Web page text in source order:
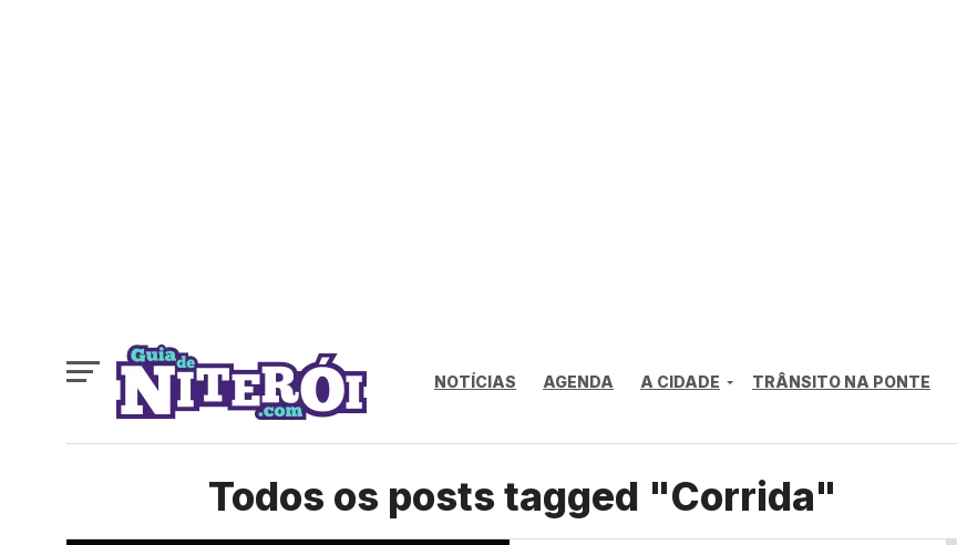
NOTÍCIAS AGENDA A CIDADE TRÂNSITO NA PONTE
Todos os posts tagged "Corrida"